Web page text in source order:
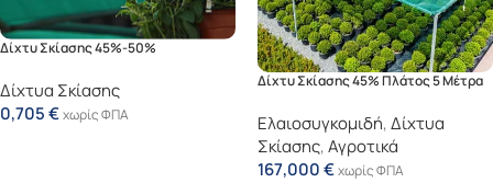
Δίχτυ Σκίασης 45%-50%
Δίχτυα Σκίασης
0,705€χωρίς ΦΠΑ
Δίχτυ Σκίασης 45% Πλάτος 5 Μέτρα
Ελαιοσυγκομιδή,Δίχτυα
Σκίασης,Αγροτικά
167,000€χωρίς ΦΠΑ